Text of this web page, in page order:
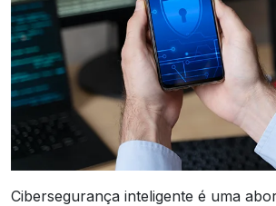
Cibersegurança inteligente é uma